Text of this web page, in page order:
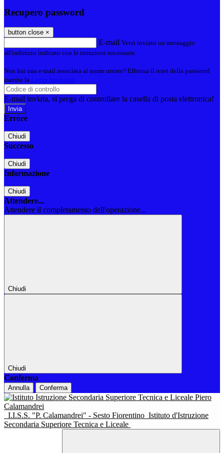
Recupero password
button close ×
E-mail Verrà inviato un messaggio
all'indirizzo indicato con le istruzioni necessarie.
Non hai una e-mail associata al nome utente? Effettua il reset della password
tramite la
E-mail inviata, si prega di controllare la casella di posta elettronica!
Errore
Chiudi
Successo
Chiudi
Informazione
Chiudi
Attendere...
Attendere il completamento dell'operazione...
Chiudi
Chiudi
Conferma
Annulla Conferma
I.I.S.S. "P. Calamandrei" - Sesto Fiorentino Istituto d'Istruzione
Secondaria Superiore Tecnica e Liceale